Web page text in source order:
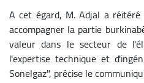
A cet égard, M. Adjal a
accompagner la partie
valeur dans le secteur de
l'expertise technique et
Sonelgaz", précise le